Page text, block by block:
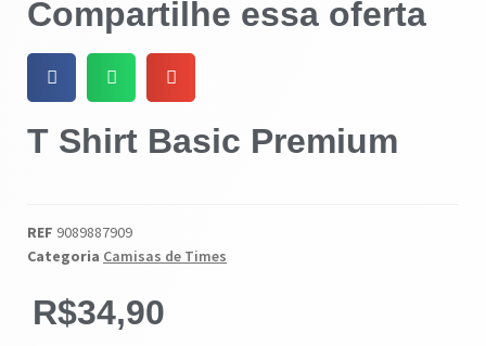
Compartilhe essa oferta
T Shirt Basic Premium
REF 9089887909
Categoria Camisas de Times
R$34,90